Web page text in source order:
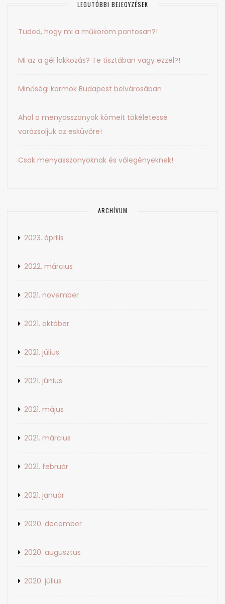
LEGUTÓBBI BEJEGYZÉSEK
Tudod, hogy mi a műköröm pontosan?!
Mi az a gél lakkozás? Te tisztában vagy ezzel?!
Minőségi körmök Budapest belvárosában
Ahol a menyasszonyok kömeit tökéletessé
varázsoljuk az esküvőre!
Csak menyasszonyoknak és vőlegényeknek!
ARCHÍVUM
2023. április
2022. március
2021. november
2021. október
2021. július
2021. június
2021. május
2021. március
2021. február
2021. január
2020. december
2020. augusztus
2020. július